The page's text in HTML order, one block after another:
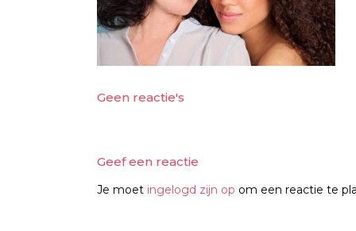
Geen reactie's
Geef een reactie
Je moet ingelogd zijn op om een reactie te